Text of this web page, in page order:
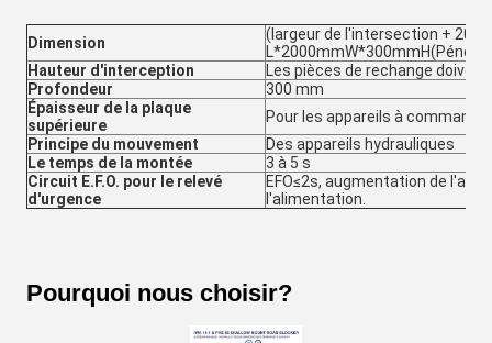
Dimension
(largeur de l'intersection + 200
Hauteur d'interception
Les pièces de rechange
Profondeur
300 mm
Épaisseur de la plaque
supérieure
Pour les appareils à
Principe du mouvement
Des appareils hydrauliques
Le temps de la montée
3 à 5 s
Circuit E.F.O. pour le relevé
d'urgence
EFO≤2s, augmentation de
l'alimentation.
Pourquoi nous choisir?